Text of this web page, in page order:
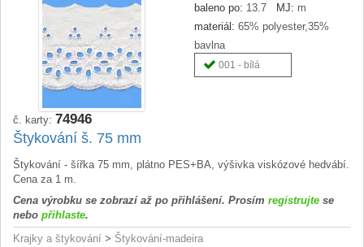
baleno po: 13.7 MJ: m
materiál: 65% polyester,35%
bavlna
001 - bílá
č. karty: 74946
Štykování š. 75 mm
Štykování - šířka 75 mm, plátno PES+BA, výšivka viskózové hedvábí.
Cena za 1 m.
Cena výrobku se zobrazí až po přihlášení. Prosím registrujte se
nebo přihlaste.
Krajky a štykování > Štykování-madeira